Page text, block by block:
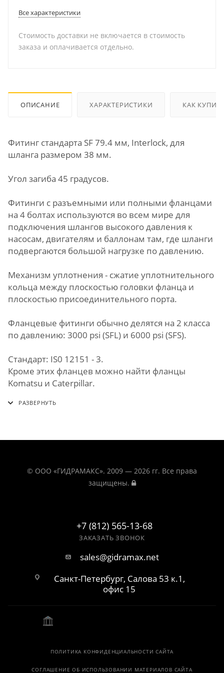
Все характеристики
Стоимость доставки не включается в стоимость
заказа и оплачивается отдельно.
ОПИСАНИЕ ХАРАКТЕРИСТИКИ КАК
Фитинг стандарта SF 79.4 мм, Interlock, для
шланга размером 38 мм.
Угол загиба 45 градусов.
Фитинги с разъемными или полными фланцами
на 4 болтах используются во всем мире для
подключения шлангов высокого давления к
насосам, двигателям и баллонам там, где шланги
подвергаются большой нагрузке по давлению.
Механизм уплотнения - сжатие уплотнительного
кольца между плоскостью головки фланца и
плоскостью присоединительного порта.
Фланцевые фитинги обычно делятся на 2 класса
по давлению: 3000 psi (SFL) и 6000 psi (SFS).
Стандарт: IS0 12151 - 3.
Кроме этих фланцев можно найти фланцы
Komatsu и Caterpillar.
© ООО «ГИДРАМАКС». 2009 — 2026 гг. Все права
защищены.
+7 (812) 565-13-68
ЗАКАЗАТЬ ЗВОНОК
sales@gidramax.net
Санкт-Петербург, Салова 53 к.1,
офис 15
ПОЛИТИКА КОНФИДЕНЦИАЛЬНОСТИ САЙТА
СОГЛАШЕНИЕ ОБ ИСПОЛЬЗОВАНИИ МАТЕРИАЛОВ САЙТА